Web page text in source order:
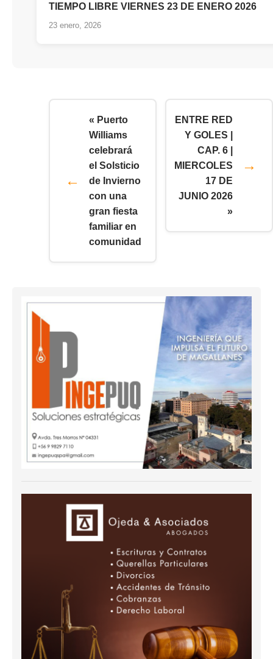
TIEMPO LIBRE VIERNES 23 DE ENERO 2026
23 enero, 2026
« Puerto
Williams
celebrará
el Solsticio
de Invierno
con una
gran fiesta
familiar en
comunidad
ENTRE RED
Y GOLES |
CAP. 6 |
MIERCOLES
17 DE
JUNIO 2026
»